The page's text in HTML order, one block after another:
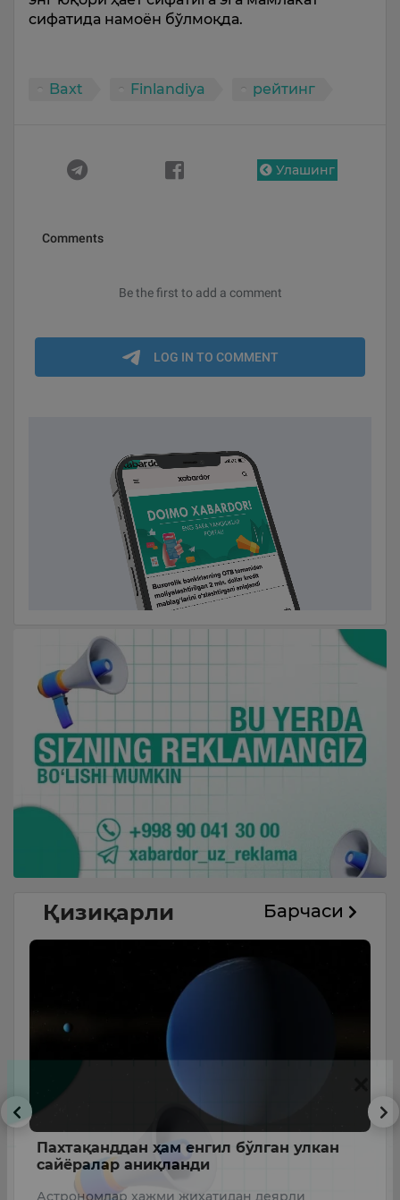
сифатида намоён бўлмоқда.
Baxt Finlandiya рейтинг
Улашинг
Қизиқарли Барчаси
Пахтақанддан ҳам енгил бўлган улкан
сайёралар аниқланди
Астрономлар ҳажми жиҳатидан деярли